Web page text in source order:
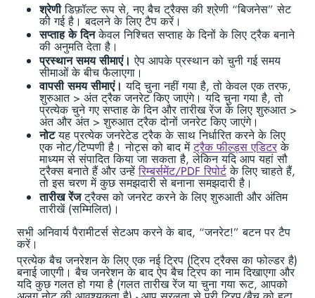
श्रेणीडिफ़ॉल्ट रूप से, नए बैच ट्रैक्स की श्रेणी “बिजनेस” सेट
की गई है। बदलने के लिए टैप करें।
सप्ताह के दिनकेवल निश्चित सप्ताह के दिनों के लिए ट्रैक बनाने
की अनुमति देता है।
प्रस्थान समय सीमाएं। ऐप आपके प्रस्थान को चुनी गई समय
सीमाओं के बीच फैलाएगा।
वापसी समय सीमाएं। यदि चुना नहीं गया है, तो केवल एक तरफ,
शुरुआत > अंत ट्रैक जनरेट किए जाएंगे। यदि चुना गया है, तो
प्रत्येक चुने गए सप्ताह के दिन और तारीख रेंज के लिए शुरुआत >
अंत और अंत > शुरुआत ट्रैक दोनों जनरेट किए जाएंगे।
नोटयह प्रत्येक जनरेटेड ट्रैक के साथ निर्धारित करने के लिए
एक नोट/टिप्पणी है। नोट्स को बाद मेंट्रैक फील्ड्स एडिटरके
माध्यम से संपादित किया जा सकता है, लेकिन यदि आप यहां सौ
ट्रैक्स बनाते हैं और उन्हेंरिम्बर्समेंट/PDF रिपोर्टके लिए चाहते हैं,
तो इस चरण में कुछ समझदारी से बनाना समझदारी है।
तारीख रेंजट्रैक्स को जनरेट करने के लिए शुरुआती और अंतिम
तारीखें (सम्मिलित)।
सभी अनिवार्य पैरामीटर्स सेटअप करने के बाद, “जनरेट!” बटन पर टैप
करें।
प्रत्येक बैच जनरेशन के लिए एक नई ट्रिप (ट्रिप ट्रैक्स का फोल्डर है)
बनाई जाएगी। बैच जनरेशन के बाद ऐप बैच ट्रिप का नाम दिखाएगा और
यदि कुछ गलत हो गया है (गलत तारीख रेंज या चुना गया रूट, आपको